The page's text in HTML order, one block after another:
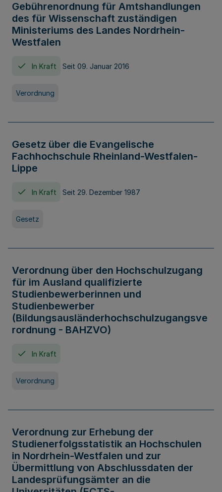
Gebührenordnung für Amtshandlungen
des für Wissenschaft zuständigen
Ministeriums des Landes Nordrhein-
Westfalen
In Kraft Seit 09. Januar 2016
Verordnung
Gesetz über die Evangelische
Fachhochschule Rheinland-Westfalen-
Lippe
In Kraft Seit 29. Dezember 1987
Gesetz
Verordnung über den Hochschulzugang
für im Ausland qualifizierte
Studienbewerberinnen und
Studienbewerber
(Bildungsausländerhochschulzugangsve
rordnung - BAHZVO)
In Kraft
Verordnung
Verordnung zur Erhebung der
Studienerfolgsstatistik an Hochschulen
in Nordrhein-Westfalen und zur
Übermittlung von Abschlussdaten der
Landesprüfungsämter an die